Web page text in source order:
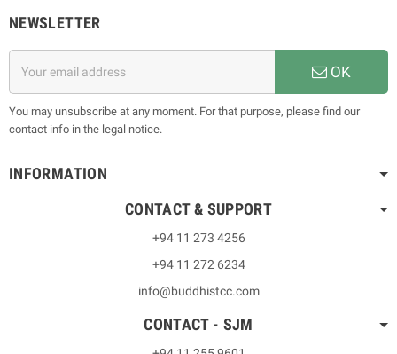
NEWSLETTER
OK
You may unsubscribe at any moment. For that purpose, please find our
contact info in the legal notice.
INFORMATION
CONTACT & SUPPORT
+94 11 273 4256
+94 11 272 6234
info@buddhistcc.com
CONTACT - SJM